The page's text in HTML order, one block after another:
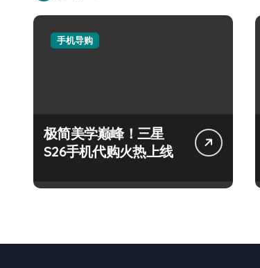
手机导购
极简美学巅峰！三星
S26手机代购火热上线